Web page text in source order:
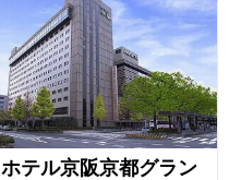
ホテル京阪京都グラン